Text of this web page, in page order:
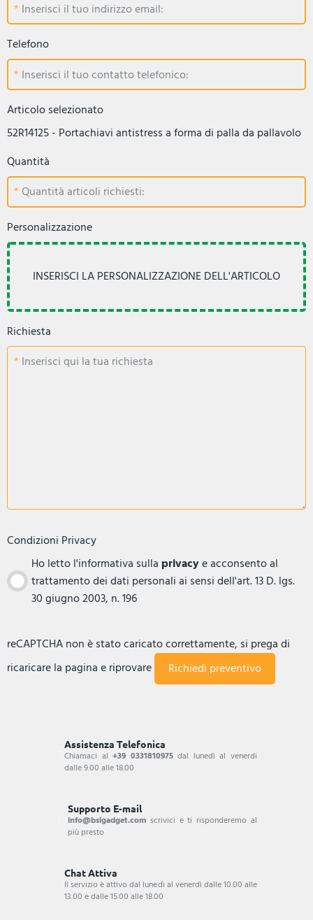
Inserisci il tuo indirizzo email:
Telefono
Inserisci il tuo contatto telefonico:
Articolo selezionato
52R14125 - Portachiavi antistress a forma di palla da pallavolo
Quantità
Quantità articoli richiesti:
Personalizzazione
Richiesta
Inserisci qui la tua richiesta
Condizioni Privacy
Ho letto l'informativa sulla privacye acconsento al
trattamento dei dati personali ai sensi dell'art. 13 D. lgs.
30 giugno 2003, n. 196
reCAPTCHA non è stato caricato correttamente, si prega di
ricaricare la pagina e riprovare
Assistenza Telefonica
Chiamaci al+39 0331810975dal lunedì al venerdi
dalle 9.00 alle 18.00
Supporto E-mail
info@bsigadget.com scrivici e ti risponderemo al
più presto
Chat Attiva
Il servizio è attivo dal lunedì al venerdì dalle 10.00 alle
13.00 e dalle 15.00 alle 18.00